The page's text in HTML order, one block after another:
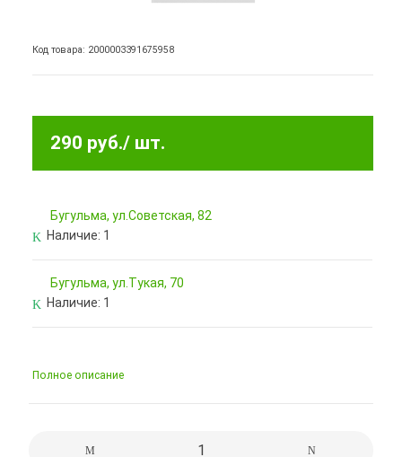
Код товара: 2000003391675958
290 руб./ шт.
Бугульма, ул.Советская, 82
Наличие: 1
Бугульма, ул.Тукая, 70
Наличие: 1
Полное описание